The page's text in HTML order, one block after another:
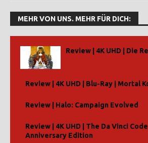
MEHR VON UNS. MEHR FÜR DICH:
Review | 4K UHD | Die
Review | 4K UHD | Blu-Ray | Mortal
Review | Halo: Campaign Evolved
Review | 4K UHD | The Da Vinci
Anniversary Edition